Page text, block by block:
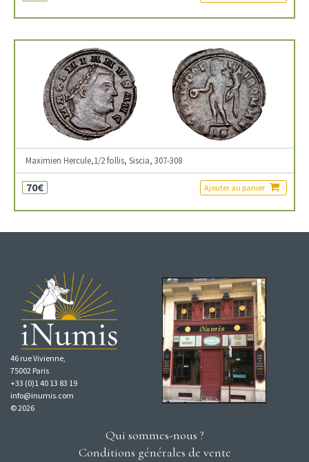
Maximien Hercule,1/2 follis, Siscia, 307-308
70€ Ajouter au panier
46 rue Vivienne,
75002 Paris
+33 (0)1 40 13 83 19
info@inumis.com
© 2026
Qui sommes-nous ?
Conditions générales de vente